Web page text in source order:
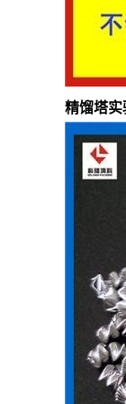
精馏塔实